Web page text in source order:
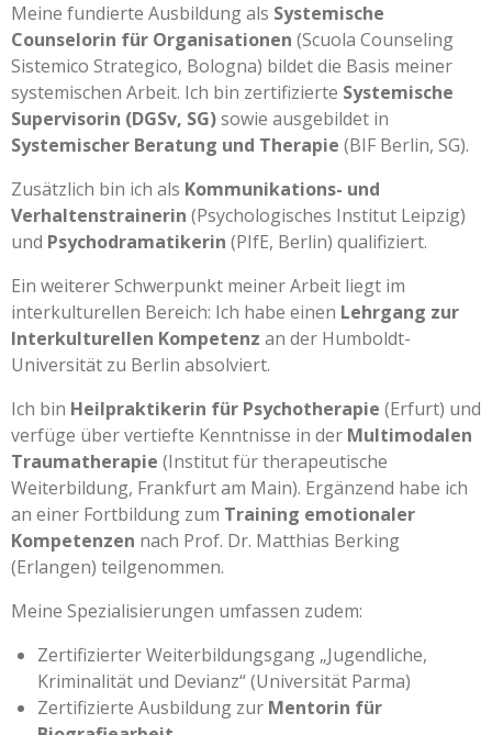
Meine fundierte Ausbildung als Systemische
Counselorin für Organisationen (Scuola Counseling
Sistemico Strategico, Bologna) bildet die Basis meiner
systemischen Arbeit. Ich bin zertifizierte Systemische
Supervisorin (DGSv, SG)sowie ausgebildet in
Systemischer Beratung und Therapie (BIF Berlin, SG).
Zusätzlich bin ich als Kommunikations- und
Verhaltenstrainerin (Psychologisches Institut Leipzig)
und Psychodramatikerin (PIfE, Berlin) qualifiziert.
Ein weiterer Schwerpunkt meiner Arbeit liegt im
interkulturellen Bereich: Ich habe einen Lehrgang zur
Interkulturellen Kompetenz an der Humboldt-
Universität zu Berlin absolviert.
Ich bin Heilpraktikerin für Psychotherapie (Erfurt) und
verfüge über vertiefte Kenntnisse in der Multimodalen
Traumatherapie (Institut für therapeutische
Weiterbildung, Frankfurt am Main). Ergänzend habe ich
an einer Fortbildung zum Training emotionaler
Kompetenzen nach Prof. Dr. Matthias Berking
(Erlangen) teilgenommen.
Meine Spezialisierungen umfassen zudem:
Zertifizierter Weiterbildungsgang „Jugendliche,
Kriminalität und Devianz“ (Universität Parma)
Zertifizierte Ausbildung zur Mentorin für